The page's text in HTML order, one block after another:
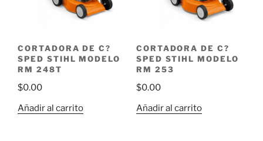
CORTADORA DE C?
SPED STIHL MODELO
RM 248T
$0.00
Añadir al carrito
CORTADORA DE C?
SPED STIHL MODELO
RM 253
$0.00
Añadir al carrito